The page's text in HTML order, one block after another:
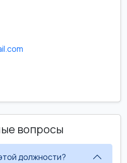
вопросы
должности?